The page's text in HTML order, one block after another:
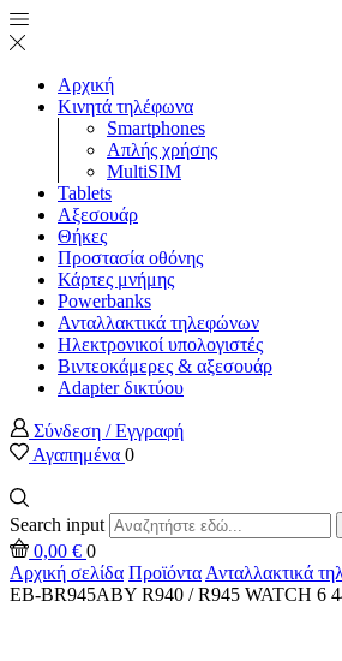
Αρχική
Κινητά τηλέφωνα
Smartphones
Απλής χρήσης
MultiSIM
Tablets
Αξεσουάρ
Θήκες
Προστασία οθόνης
Κάρτες μνήμης
Powerbanks
Ανταλλακτικά τηλεφώνων
Ηλεκτρονικοί υπολογιστές
Βιντεοκάμερες & αξεσουάρ
Adapter δικτύου
Σύνδεση / Εγγραφή
Αγαπημένα 0
Search input
0,00 € 0
Αρχική σελίδα Προϊόντα Ανταλλακτικά
EB-BR945ABY R940 / R945 WATCH 6